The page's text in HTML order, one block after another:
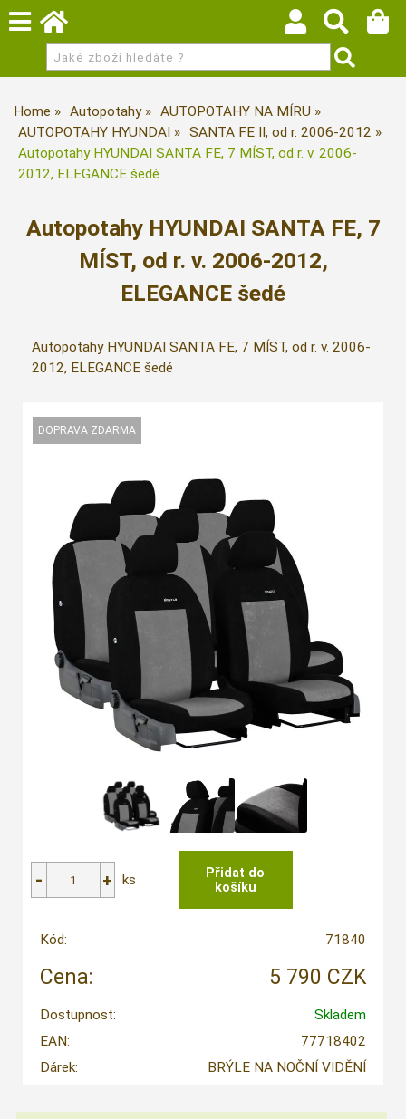
Home Autopotahy
AUTOPOTAHY NA MÍRU
AUTOPOTAHY HYUNDAI
SANTA FE II, od r. 2006-2012
Autopotahy HYUNDAI SANTA FE, 7 MÍST, od r. v. 2006-
2012, ELEGANCE šedé
Autopotahy HYUNDAI SANTA FE, 7
MÍST, od r. v. 2006-2012,
ELEGANCE šedé
Autopotahy HYUNDAI SANTA FE, 7 MÍST, od r. v. 2006-
2012, ELEGANCE šedé
ks
Kód: 71840
Cena: 5 790 CZK
Dostupnost:
Skladem
EAN:
77718402
Dárek:
BRÝLE NA NOČNÍ VIDĚNÍ